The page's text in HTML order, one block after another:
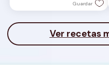
Guardar
Ver recetas